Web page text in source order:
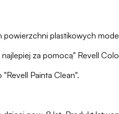
powierzchni plastikowych
za pomocą" Revell
Painta Clean".